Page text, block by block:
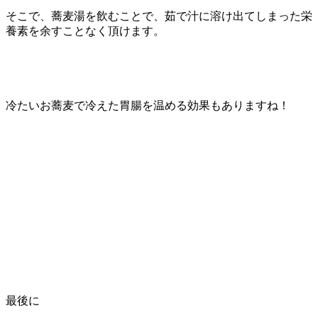
そこで、蕎麦湯を飲むことで、茹で汁に溶け出てしまった栄
養素を余すことなく頂けます。
冷たいお蕎麦で冷えた胃腸を温める効果もありますね！
最後に